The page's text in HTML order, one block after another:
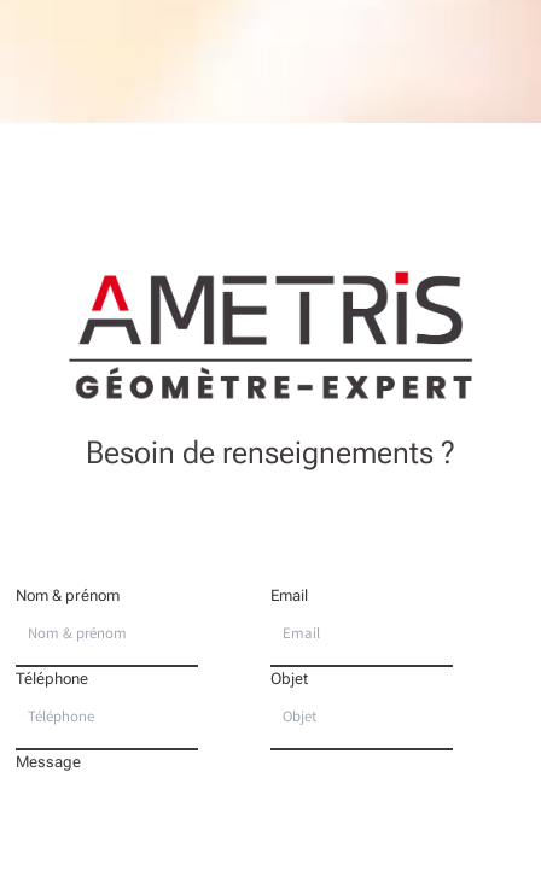
Besoin de renseignements ?
Nom & prénom Email
Téléphone Objet
Message